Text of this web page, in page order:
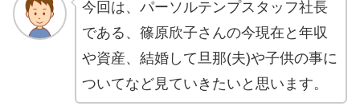
今回は、パーソルテンプスタッフ社長
である、篠原欣子さんの今現在と年収
や資産、結婚して旦那(夫)や子供の事に
ついてなど見ていきたいと思います。